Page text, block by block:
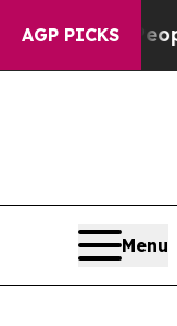
AGP PICKS
Are
Menu